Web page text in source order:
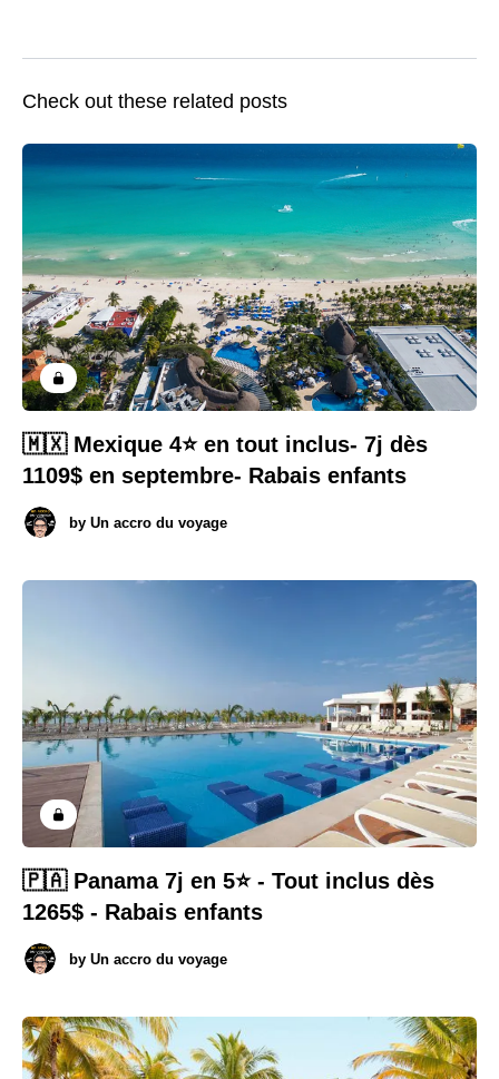
Check out these related posts
🇲🇽 Mexique 4⭐️ en tout inclus- 7j dès
1109$ en septembre- Rabais enfants
by Un accro du voyage
🇵🇦 Panama 7j en 5⭐️ - Tout inclus dès
1265$ - Rabais enfants
by Un accro du voyage